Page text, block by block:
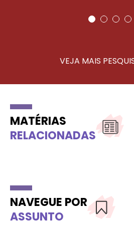
VEJA MAIS
MATÉRIAS
RELACIONADAS
NAVEGUE POR
ASSUNTO